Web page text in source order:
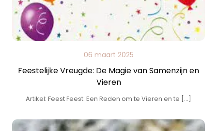
06 maart 2025
Feestelijke Vreugde: De Magie van Samenzijn en
Vieren
Artikel: Feest Feest: Een Reden om te Vieren en te […]